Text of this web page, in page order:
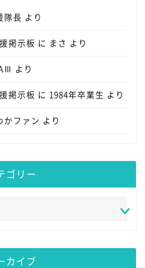
隊長 より
掲示板 に まさ より
より
掲示板 に 1984年卒業生 より
かファン より
ゴリー
カイブ